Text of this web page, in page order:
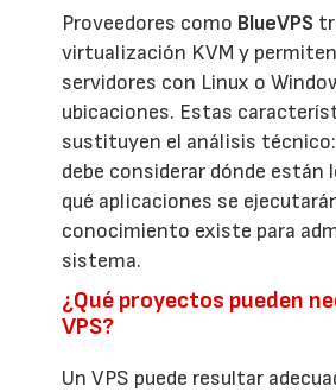
Proveedores como BlueVPS
virtualización KVM y
servidores con Linux o
ubicaciones. Estas
sustituyen el análisis
debe considerar dónde están
qué aplicaciones se
conocimiento existe para
sistema.
¿Qué proyectos pueden
VPS?
Un VPS puede resultar